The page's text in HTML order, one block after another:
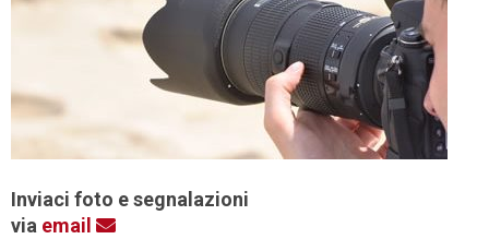
Inviaci foto e segnalazioni
via email